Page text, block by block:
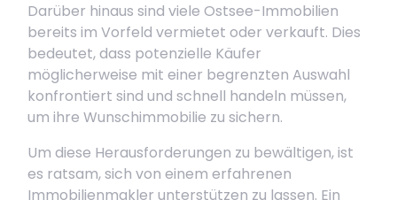
Darüber hinaus sind viele Ostsee-Immobilien
bereits im Vorfeld vermietet oder verkauft. Dies
bedeutet, dass potenzielle Käufer
möglicherweise mit einer begrenzten Auswahl
konfrontiert sind und schnell handeln müssen,
um ihre Wunschimmobilie zu sichern.
Um diese Herausforderungen zu bewältigen, ist
es ratsam, sich von einem erfahrenen
Immobilienmakler unterstützen zu lassen. Ein